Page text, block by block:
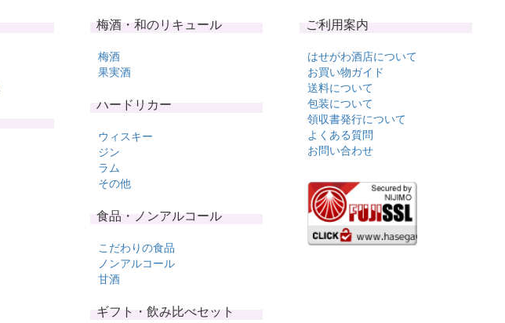
梅酒・和のリキュール
梅酒
果実酒
ハードリカー
ウィスキー
ジン
ラム
その他
食品・ノンアルコール
こだわりの食品
ノンアルコール
甘酒
ギフト・飲み比べセット
ご利用案内
はせがわ酒店について
お買い物ガイド
送料について
包装について
領収書発行について
よくある質問
お問い合わせ